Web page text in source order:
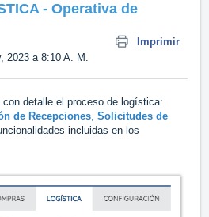
- Operativa de
Imprimir
2023 a 8:10 A. M.
detalle el proceso de logística:
de Recepciones, Solicitudes de
incluidas en los